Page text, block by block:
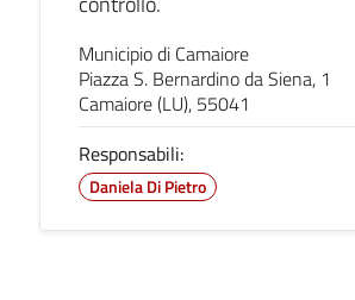
Municipio di Camaiore
Piazza S. Bernardino da Siena, 1
Camaiore (LU), 55041
Responsabili:
Daniela Di Pietro